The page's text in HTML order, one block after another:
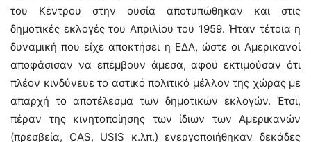
του Κέντρου στην ουσία αποτυπώθηκαν και στις
δημοτικές εκλογές του Απριλίου του 1959. Ήταν τέτοια η
δυναμική που είχε αποκτήσει η ΕΔΑ, ώστε οι Αμερικανοί
αποφάσισαν να επέμβουν άμεσα, αφού εκτιμούσαν ότι
πλέον κινδύνευε το αστικό πολιτικό μέλλον της χώρας με
απαρχή το αποτέλεσμα των δημοτικών εκλογών. Έτσι,
πέραν της κινητοποίησης των ίδιων των Αμερικανών
(πρεσβεία, CAS, USIS κ.λπ.) ενεργοποιήθηκαν δεκάδες